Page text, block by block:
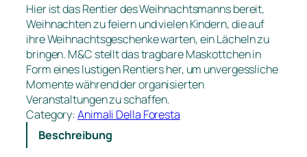
Hier ist das Rentier des Weihnachtsmanns bereit,
Weihnachten zu feiern und vielen Kindern, die auf
ihre Weihnachtsgeschenke warten, ein Lächeln zu
bringen. M&C stellt das tragbare Maskottchen in
Form eines lustigen Rentiers her, um unvergessliche
Momente während der organisierten
Veranstaltungen zu schaffen.
Category:Animali Della Foresta
Beschreibung